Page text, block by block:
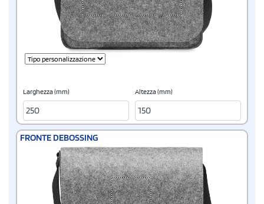
Larghezza (mm) Altezza (mm)
FRONTE DEBOSSING